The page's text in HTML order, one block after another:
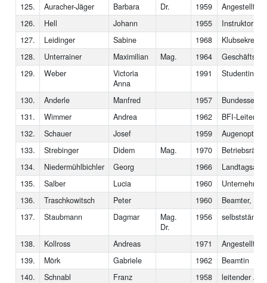
125.
Auracher-Jäger Barbara Dr. 1959
Angestellte
126.
Hell Johann 1955
Instruktor
127.
Leidinger Sabine 1968
128.
Unterrainer Maximilian Mag. 1964
129.
Weber
Victoria
Anna
1991 Studentin
130. Anderle Manfred 1957
131.
Wimmer Andrea 1962
BFI-Leiterin
132.
Schauer Josef 1959
133.
Strebinger Didem Mag. 1970
Betriebsrätin
134.
Niedermühlbichler Georg 1966
135.
Salber Lucia 1960
136.
Traschkowitsch Peter 1960
Beamter,
137.
Staubmann Dagmar
Mag.
Dr.
1956 selbstständig
138. Kollross Andreas 1971
Angestellter
139.
Mörk Gabriele 1962
Beamtin
140.
Schnabl Franz 1958
leitender